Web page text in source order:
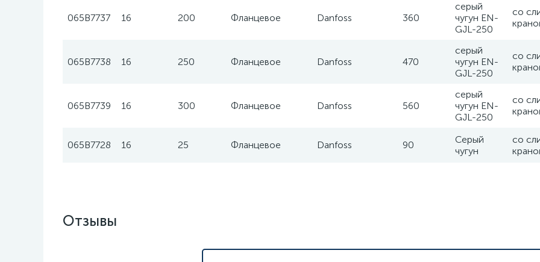
065B7737 16 200 Фланцевое Danfoss 360
серый
чугун EN-
GJL-250
со
065B7738 16 250 Фланцевое Danfoss 470
серый
чугун EN-
GJL-250
со
065B7739 16 300 Фланцевое Danfoss 560
серый
чугун EN-
GJL-250
со
065B7728 16 25 Фланцевое Danfoss 90
Серый
чугун
со
Отзывы